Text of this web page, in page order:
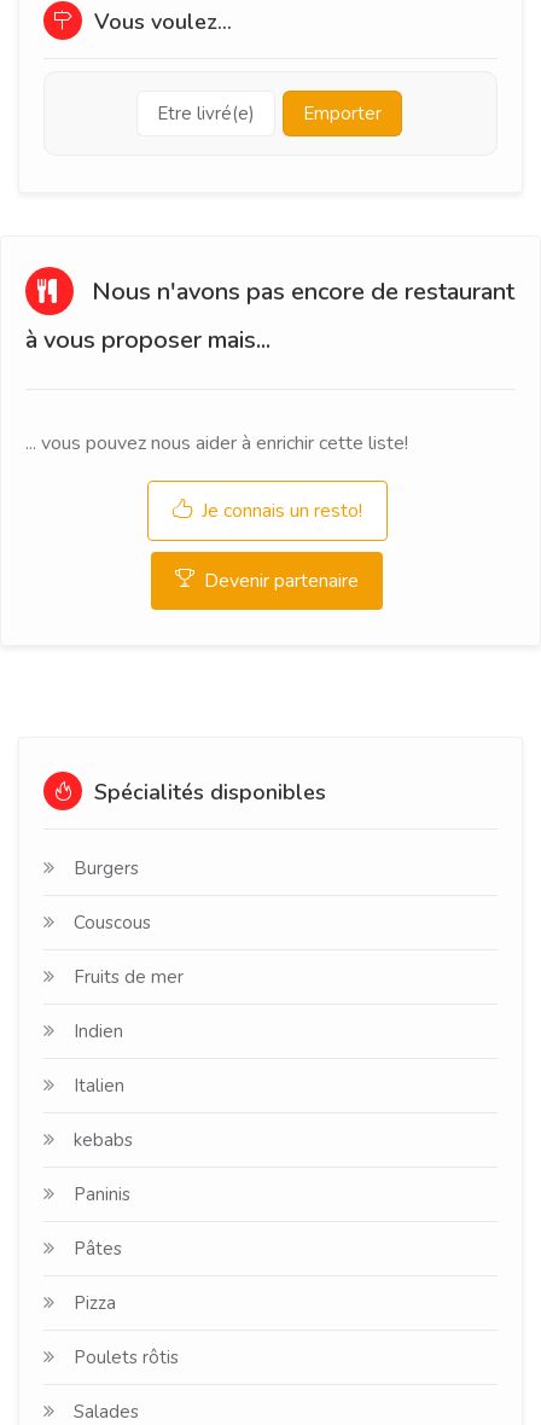
Vous voulez...
Etre livré(e) Emporter
Nous n'avons pas encore de restaurant
à vous proposer mais...
... vous pouvez nous aider à enrichir cette liste!
Je connais un resto!
Devenir partenaire
Spécialités disponibles
Burgers
Couscous
Fruits de mer
Indien
Italien
kebabs
Paninis
Pâtes
Pizza
Poulets rôtis
Salades